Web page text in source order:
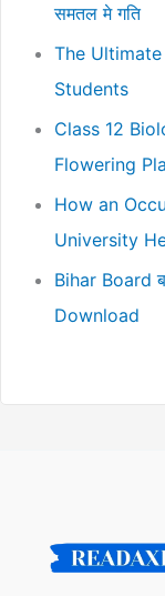
समतल मे गति
The
Students
Class 12
Flowering
How an
University
Bihar Board
Download